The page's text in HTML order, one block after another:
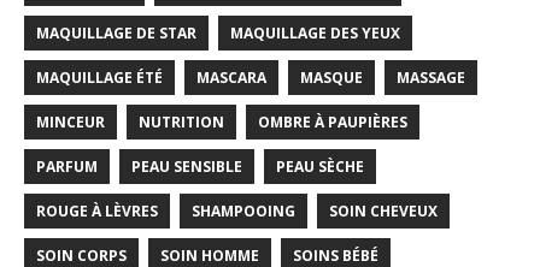
MAQUILLAGE DE STAR MAQUILLAGE DES YEUX
MAQUILLAGE ÉTÉ MASCARA MASQUE MASSAGE
MINCEUR NUTRITION OMBRE À PAUPIÈRES
PARFUM PEAU SENSIBLE PEAU SÈCHE
ROUGE À LÈVRES SHAMPOOING SOIN CHEVEUX
SOIN CORPS SOIN HOMME SOINS BÉBÉ